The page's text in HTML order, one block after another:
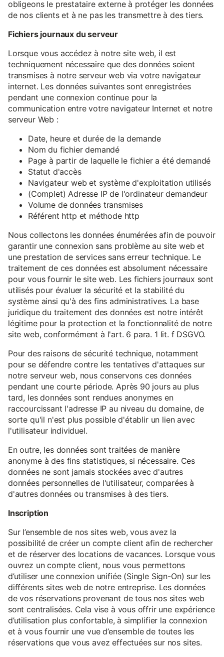
obligeons le prestataire externe à protéger les données
de nos clients et à ne pas les transmettre à des tiers.
Fichiers journaux du serveur
Lorsque vous accédez à notre site web, il est
techniquement nécessaire que des données soient
transmises à notre serveur web via votre navigateur
internet. Les données suivantes sont enregistrées
pendant une connexion continue pour la
communication entre votre navigateur Internet et notre
serveur Web :
Date, heure et durée de la demande
Nom du fichier demandé
Page à partir de laquelle le fichier a été demandé
Statut d'accès
Navigateur web et système d'exploitation utilisés
(Complet) Adresse IP de l'ordinateur demandeur
Volume de données transmises
Référent http et méthode http
Nous collectons les données énumérées afin de pouvoir
garantir une connexion sans problème au site web et
une prestation de services sans erreur technique. Le
traitement de ces données est absolument nécessaire
pour vous fournir le site web. Les fichiers journaux sont
utilisés pour évaluer la sécurité et la stabilité du
système ainsi qu'à des fins administratives. La base
juridique du traitement des données est notre intérêt
légitime pour la protection et la fonctionnalité de notre
site web, conformément à l'art. 6 para. 1 lit. f DSGVO.
Pour des raisons de sécurité technique, notamment
pour se défendre contre les tentatives d'attaques sur
notre serveur web, nous conservons ces données
pendant une courte période. Après 90 jours au plus
tard, les données sont rendues anonymes en
raccourcissant l'adresse IP au niveau du domaine, de
sorte qu'il n'est plus possible d'établir un lien avec
l'utilisateur individuel.
En outre, les données sont traitées de manière
anonyme à des fins statistiques, si nécessaire. Ces
données ne sont jamais stockées avec d'autres
données personnelles de l'utilisateur, comparées à
d'autres données ou transmises à des tiers.
Inscription
Sur l’ensemble de nos sites web, vous avez la
possibilité de créer un compte client afin de rechercher
et de réserver des locations de vacances. Lorsque vous
ouvrez un compte client, nous vous permettons
d’utiliser une connexion unifiée (Single Sign-On) sur les
différents sites web de notre entreprise. Les données
de vos réservations provenant de tous nos sites web
sont centralisées. Cela vise à vous offrir une expérience
d’utilisation plus confortable, à simplifier la connexion
et à vous fournir une vue d’ensemble de toutes les
réservations que vous avez effectuées sur nos sites.